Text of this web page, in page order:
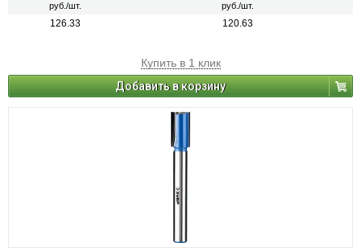
руб./шт. руб./шт.
126.33 120.63
Купить в 1 клик
Добавить в корзину